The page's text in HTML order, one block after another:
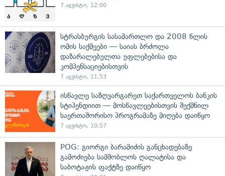
7 აგვისტო, 12:00
სტრასბურგის სასამართლო და 2008 წლის
ომის საქმეები — საიას ბრძოლა
დაზარალებულთა უფლებებისა და
კომპენსაციებისთვის
7 აგვისტო, 11:53
ისწავლე საზღვარგარეთ საქართველოს ბანკის
სტიპენდიით — მოსწავლეებისთვის შექმნილ
საერთაშორისო პროგრამაზე მიღება დაიწყო
7 აგვისტო, 10:57
POG: გიორგი ბარამიძის განცხადებაზე
გამოძიება სამშობლოს ღალატისა და
საბოტაჟის ფაქტზე დაიწყო